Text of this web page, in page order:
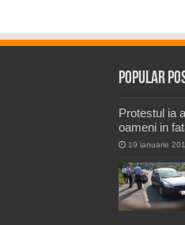
Popular
Protestul ia
oameni in
19 ianuarie